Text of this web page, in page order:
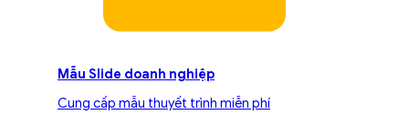
Mẫu Slide doanh nghiệp
Cung cấp mẫu thuyết trình miễn phí